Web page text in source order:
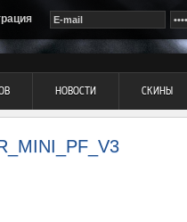
НОВОСТИ СКИНЫ